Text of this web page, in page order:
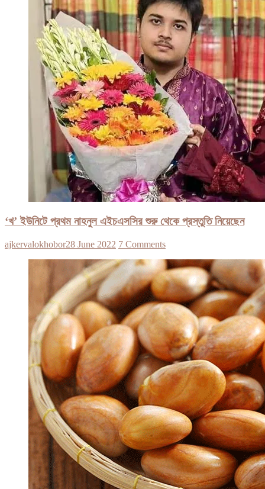
‘খ’ ইউনিটে প্রথম নাহনুল এইচএসসির শুরু থেকে প্রস্তুতি নিয়েছেন
ajkervalokhobor28 June 2022 7 Comments